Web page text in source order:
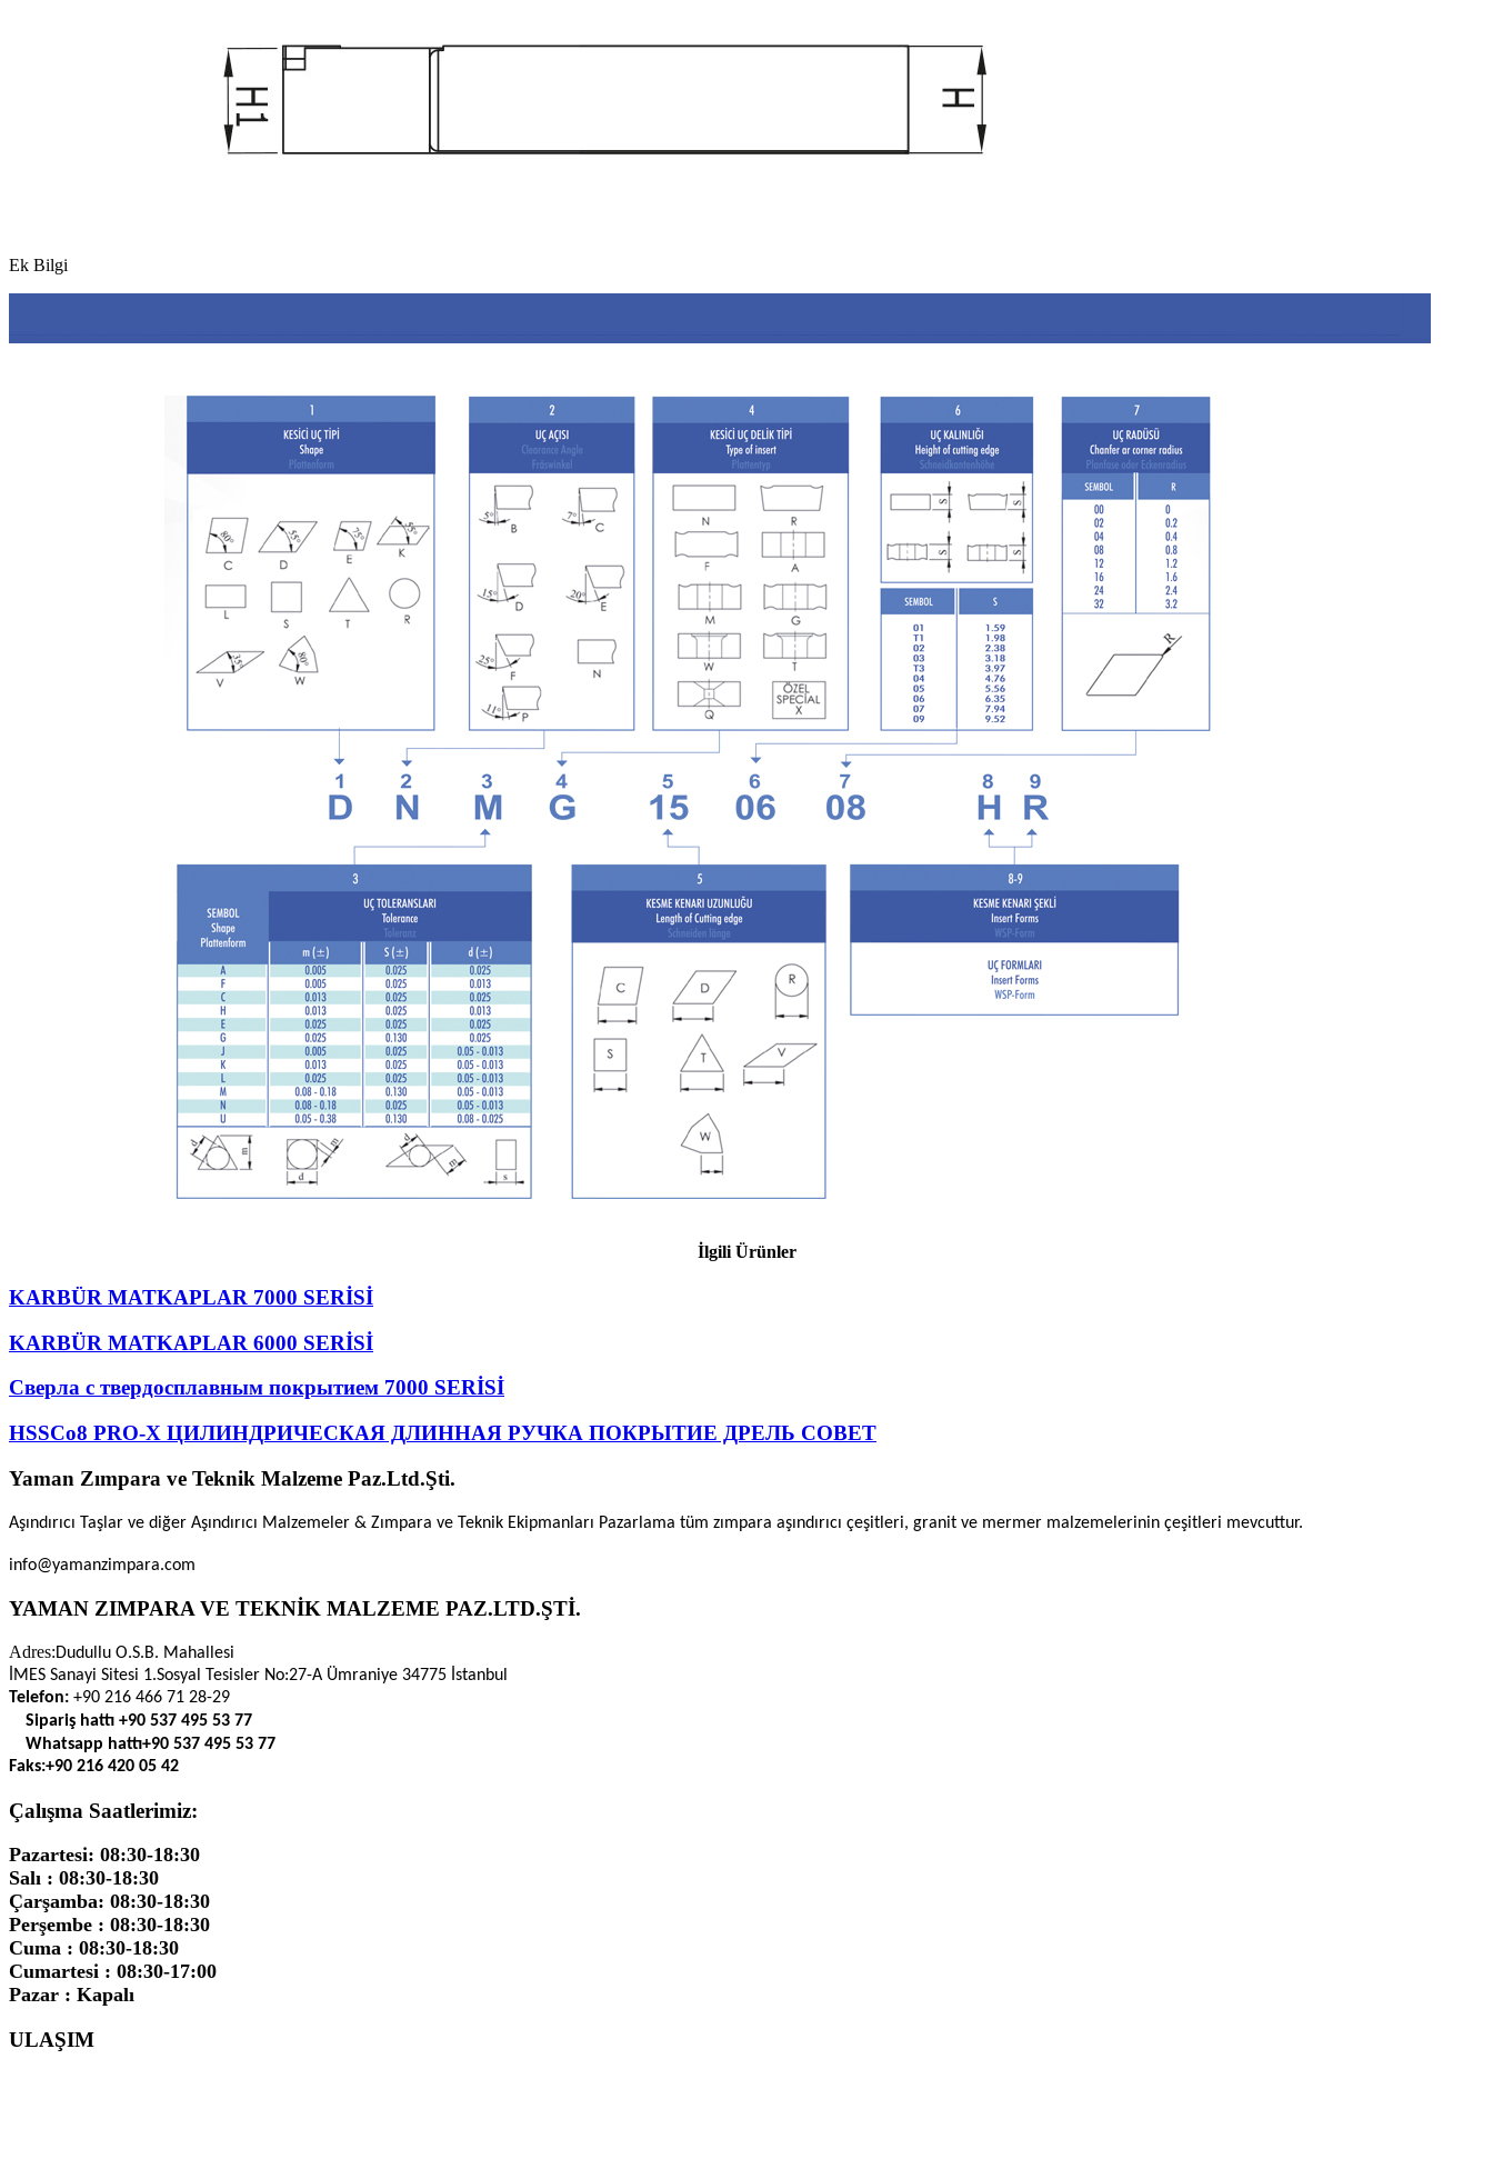
Ek Bilgi
İlgili Ürünler
KARBÜR MATKAPLAR 7000 SERİSİ
KARBÜR MATKAPLAR 6000 SERİSİ
Сверла с твердосплавным покрытием 7000 SERİSİ
HSSCo8 PRO-X ЦИЛИНДРИЧЕСКАЯ ДЛИННАЯ РУЧКА ПОКРЫТИЕ ДРЕЛЬ СОВЕТ
Yaman Zımpara ve Teknik Malzeme Paz.Ltd.Şti.
Aşındırıcı Taşlar ve diğer Aşındırıcı Malzemeler & Zımpara ve Teknik Ekipmanları Pazarlama tüm zımpara aşındırıcı çeşitleri, granit ve mermer malzemelerinin çeşitleri mevcuttur.
info@yamanzimpara.com
YAMAN ZIMPARA VE TEKNİK MALZEME PAZ.LTD.ŞTİ.
Adres:Dudullu O.S.B. Mahallesi
İMES Sanayi Sitesi 1.Sosyal Tesisler No:27-A Ümraniye 34775 İstanbul
Telefon: +90 216 466 71 28-29
Sipariş hattı +90 537 495 53 77
Whatsapp hattı+90 537 495 53 77
Faks:+90 216 420 05 42
Çalışma Saatlerimiz:
Pazartesi: 08:30-18:30
Salı : 08:30-18:30
Çarşamba: 08:30-18:30
Perşembe : 08:30-18:30
Cuma : 08:30-18:30
Cumartesi : 08:30-17:00
Pazar : Kapalı
ULAŞIM